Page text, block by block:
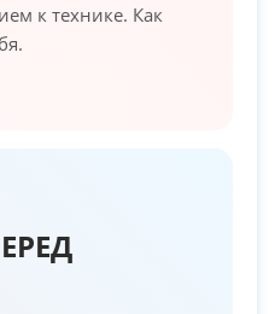
к технике. Как